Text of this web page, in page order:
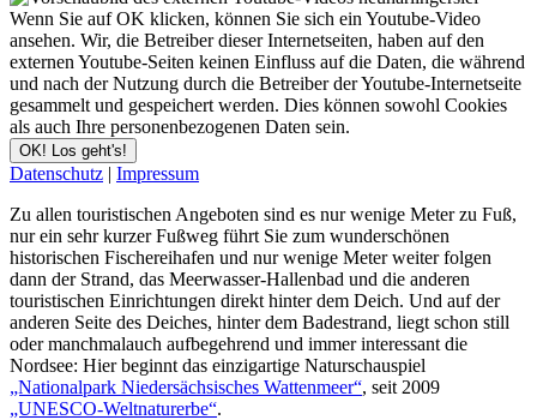
Wenn Sie auf OK klicken, können Sie sich ein Youtube-Video
ansehen. Wir, die Betreiber dieser Internetseiten, haben auf den
externen Youtube-Seiten keinen Einfluss auf die Daten, die während
und nach der Nutzung durch die Betreiber der Youtube-Internetseite
gesammelt und gespeichert werden. Dies können sowohl Cookies
als auch Ihre personenbezogenen Daten sein.
OK! Los geht's!
Datenschutz | Impressum
Zu allen touristischen Angeboten sind es nur wenige Meter zu Fuß,
nur ein sehr kurzer Fußweg führt Sie zum wunderschönen
historischen Fischereihafen und nur wenige Meter weiter folgen
dann der Strand, das Meerwasser-Hallenbad und die anderen
touristischen Einrichtungen direkt hinter dem Deich. Und auf der
anderen Seite des Deiches, hinter dem Badestrand, liegt schon still
oder manchmalauch aufbegehrend und immer interessant die
Nordsee: Hier beginnt das einzigartige Naturschauspiel
„Nationalpark Niedersächsisches Wattenmeer“, seit 2009
„UNESCO-Weltnaturerbe“.